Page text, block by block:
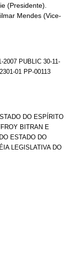
(Presidente).
Mendes (Vice-
2007 PUBLIC 30-11-
01 PP-00113
DO ESPÍRITO
BITRAN E
ESTADO DO
LEGISLATIVA DO